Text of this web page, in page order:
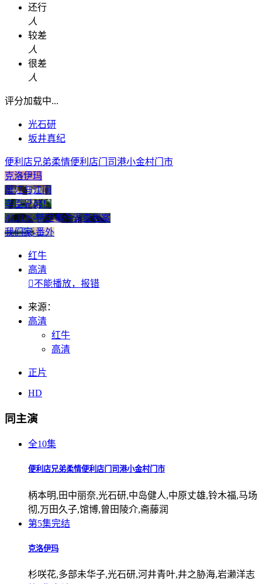
还行
人
较差
人
很差
人
评分加载中...
光石研
坂井真纪
便利店兄弟柔情便利店门司港小金村门市
克洛伊玛
黑江与江间
丰臣兄弟！
ALIUS-特定事件调查档案
我们家-番外
红牛
高清
不能播放，报错
来源：
高清
红牛
高清
正片
HD
同主演
全10集
便利店兄弟柔情便利店门司港小金村门市
柄本明,田中丽奈,光石研,中岛健人,中原丈雄,铃木福,马场
彻,万田久子,馆博,曾田陵介,斋藤润
第5集完结
克洛伊玛
杉咲花,多部未华子,光石研,河井青叶,井之胁海,岩濑洋志